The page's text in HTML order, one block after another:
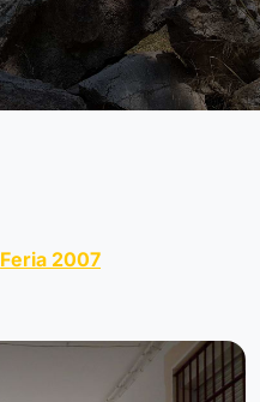
Feria 2007